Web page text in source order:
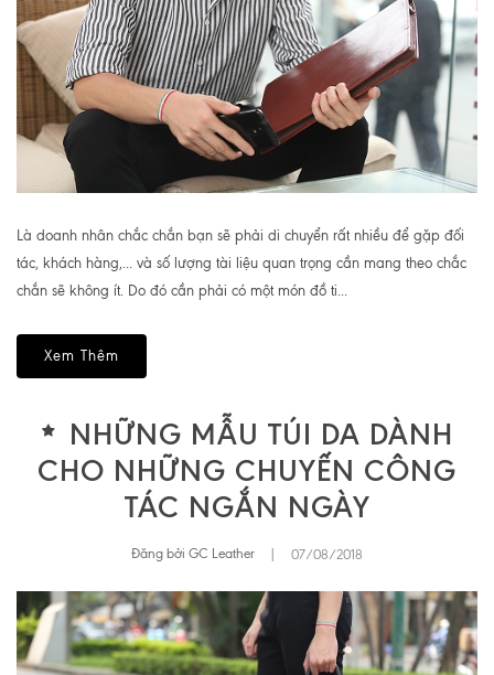
Là doanh nhân chắc chắn bạn sẽ phải di chuyển rất nhiều để gặp đối
tác, khách hàng,... và số lượng tài liệu quan trọng cần mang theo chắc
chắn sẽ không ít. Do đó cần phải có một món đồ ti...
Xem Thêm
NHỮNG MẪU TÚI DA DÀNH
CHO NHỮNG CHUYẾN CÔNG
TÁC NGẮN NGÀY
Đăng bởi GC Leather 07/08/2018